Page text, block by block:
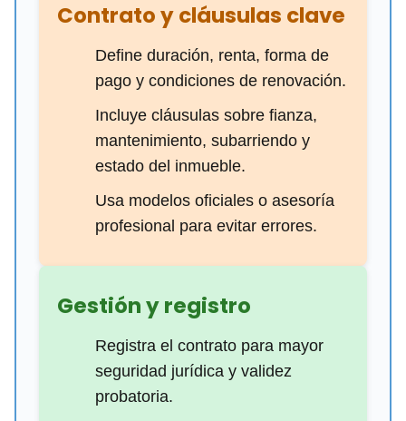
Contrato y cláusulas clave
Define duración, renta, forma de
pago y condiciones de renovación.
Incluye cláusulas sobre fianza,
mantenimiento, subarriendo y
estado del inmueble.
Usa modelos oficiales o asesoría
profesional para evitar errores.
Gestión y registro
Registra el contrato para mayor
seguridad jurídica y validez
probatoria.